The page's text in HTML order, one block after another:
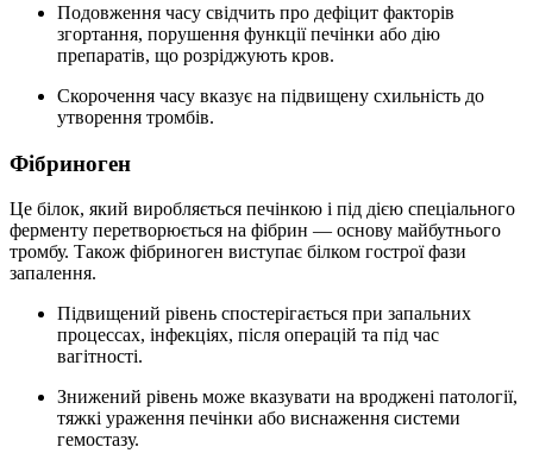
Подовження часу свідчить про дефіцит факторів
згортання, порушення функції печінки або дію
препаратів, що розріджують кров.
Скорочення часу вказує на підвищену схильність до
утворення тромбів.
Фібриноген
Це білок, який виробляється печінкою і під дією спеціального
ферменту перетворюється на фібрин — основу майбутнього
тромбу. Також фібриноген виступає білком гострої фази
запалення.
Підвищений рівень спостерігається при запальних
процессах, інфекціях, після операцій та під час
вагітності.
Знижений рівень може вказувати на вроджені патології,
тяжкі ураження печінки або виснаження системи
гемостазу.